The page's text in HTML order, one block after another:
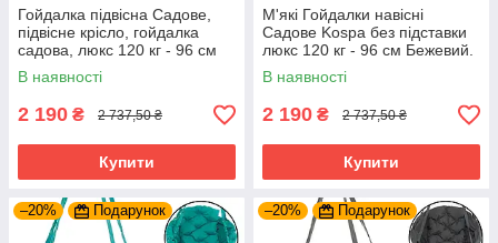
Гойдалка підвісна Садове,
підвісне крісло, гойдалка
садова, люкс 120 кг - 96 см
Кораловий.. Крісло-Гойдалка
В наявності
2 190 ₴ 2 737,50 ₴
Купити
М'які Гойдалки навісні
Садове Kospa без підставки
люкс 120 кг - 96 см Бежевий.
Гамак до стелі
В наявності
2 190 ₴ 2 737,50 ₴
Купити
–20% Подарунок –20% Подарунок